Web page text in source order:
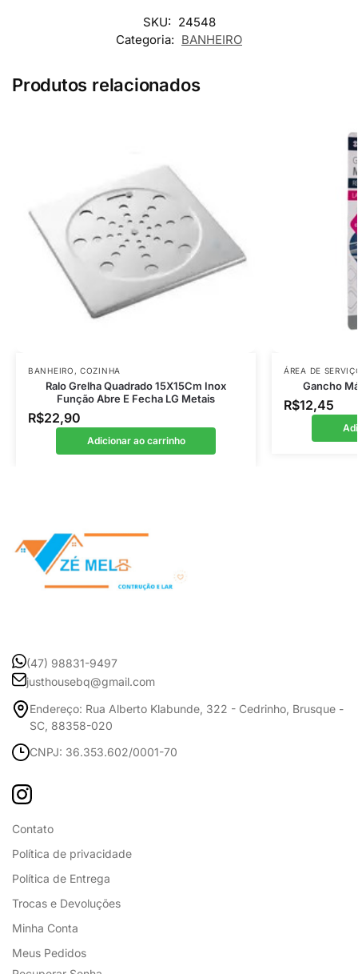
SKU: 24548
Categoria: BANHEIRO
Produtos relacionados
BANHEIRO ,COZINHA
Ralo Grelha Quadrado 15X15Cm Inox
Função Abre E Fecha LG Metais
R$22,90
Adicionar ao carrinho
ÁREA DE
Gancho
R$12,45
(47) 98831-9497
justhousebq@gmail.com
Endereço: Rua Alberto Klabunde, 322 - Cedrinho, Brusque -
SC, 88358-020
CNPJ: 36.353.602/0001-70
Contato
Política de privacidade
Política de Entrega
Trocas e Devoluções
Minha Conta
Meus Pedidos